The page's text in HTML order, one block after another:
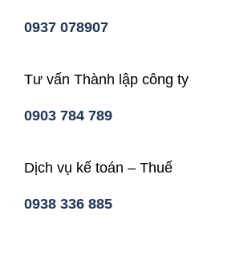
0937 078907
Tư vấn Thành lập công ty
0903 784 789
Dịch vụ kế toán – Thuế
0938 336 885